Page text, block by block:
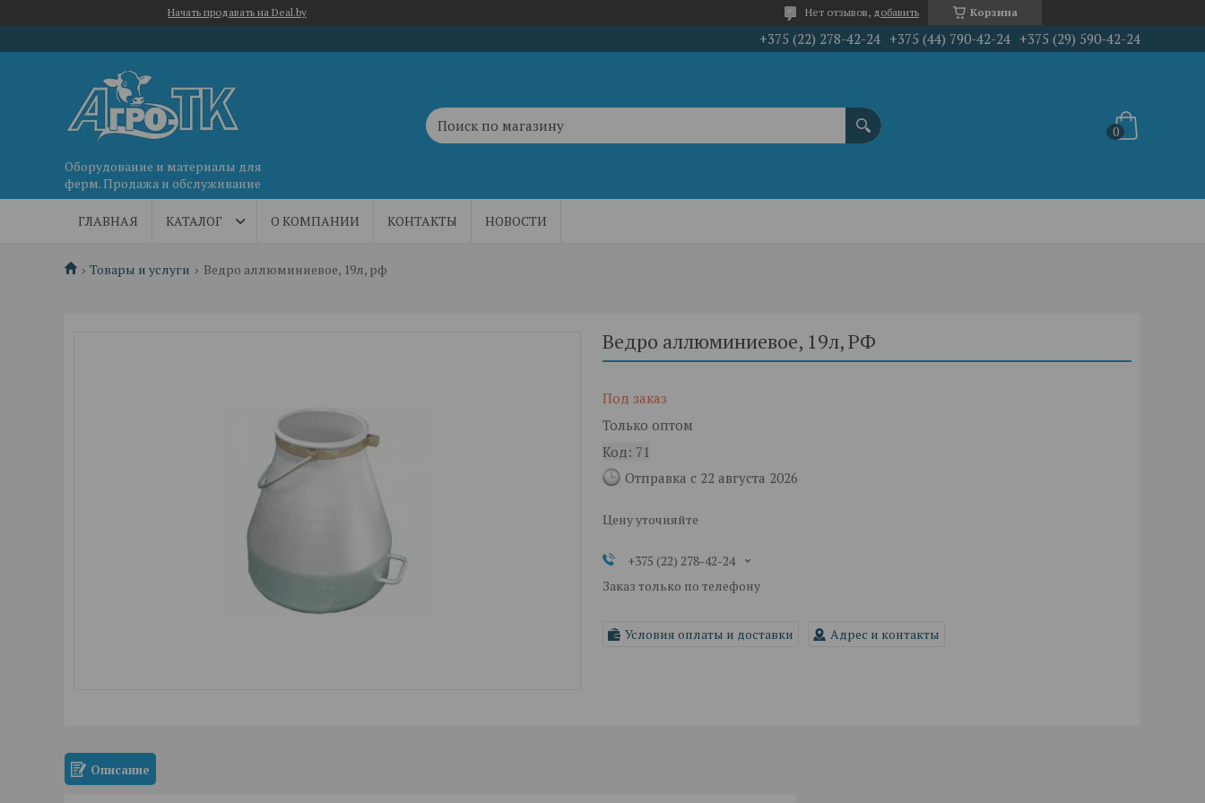
Начать продавать на Deal.by Корзина
Нет отзывов, добавить
+375 (22) 278-42-24 +375 (44) 790-42-24 +375 (29) 590-42-24
Оборудование и материалы для
ферм. Продажа и обслуживание
ГЛАВНАЯ КАТАЛОГ О КОМПАНИИ КОНТАКТЫ НОВОСТИ
Товары и услуги Ведро аллюминиевое, 19л, рф
Ведро аллюминиевое, 19л, РФ
Под заказ
Только оптом
Код: 71
Отправка с 22 августа 2026
Цену уточняйте
+375 (22) 278-42-24
Заказ только по телефону
Условия оплаты и доставки Адрес и контакты
Описание